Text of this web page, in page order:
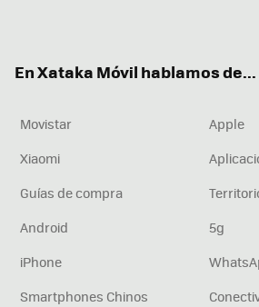
En Xataka Móvil hablamos de...
Movistar
Apple
Xiaomi
Guías de compra
Android
5g
iPhone
Smartphones Chinos